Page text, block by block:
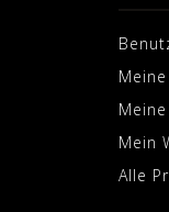
Mein
Alle